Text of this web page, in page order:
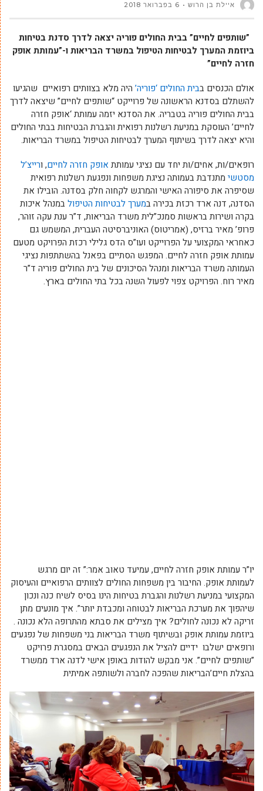
איילת בן הרוש 6 בפברואר 2018
”שותפים לחיים” בבית החולים פוריה יצאה לדרך סדנת בטיחות
ביוזמת המערך לבטיחות הטיפול במשרד הבריאות ו-”עמותת אופק
חזרה לחיים”
אולם הכנסים בבית החולים ‘פוריה’ היה מלא בצוותים רפואיים שהגיעו
להשתלם בסדנא הראשונה של פרוייקט “שותפים לחיים” שיצאה לדרך
בבית החולים פוריה בטבריה. את הסדנא יזמה עמותת ‘אופק חזרה
לחיים’ העוסקת במניעת רשלנות רפואית והגברת הבטיחות בבתי החולים
והיא יצאה לדרך בשיתוף המערך לבטיחות הטיפול במשרד הבריאות.
רופאים/ות, אחים/ות יחד עם נציגי עמותת אופק חזרה לחיים, ורייצ’ל
מסטשי מתנדבת בעמותה נציגת משפחות ונפגעת רשלנות רפואית
שסיפרה את סיפורה האישי והמרגש לקחוה חלק בסדנה. הובילו את
הסדנה, דנה ארד רכזת בכירה במערך לבטיחות הטיפולבמנהל איכות
בקרה ושירות בראשות סמנכ”לית משרד הבריאות, ד”ר ענת עקה זוהר,
פרופ’ מאיר ברזיס, (אמריטוס) האוניברסיטה העברית, המשמש גם
כאחראי המקצועי על הפרוייקט ועו”ס הדס גלילי רכזת הפרויקט מטעם
עמותת אופק חזרה לחיים. המפגש הסתיים בפאנל בהשתתפות נציגי
העמותה משרד הבריאות ומנהל הסיכונים של בית החולים פוריה ד”ר
מאיר רוח. הפרויקט צפוי לפעול השנה בכל בתי החולים בארץ.
יו”ר עמותת אופק חזרה לחיים, עמיעד טאוב אמר:” זה יום מרגש
לעמותת אופק. החיבור בין משפחות החולים לצוותים הרפואיים והעיסוק
המקצועי במניעת רשלנות והגברת בטיחות הינו בסיס לשיח כנה ונכון
שיהפוך את מערכת הבריאות לבטוחה ומכבדת יותר”. איך מונעים מתן
זריקה לא נכונה לחולים? איך מצילים את סבתא מהתרופה הלא נכונה .
ביוזמת עמותת אופק ובשיתוף משרד הבריאות בני משפחות של נפגעים
ורופאים ישלבו ידיים להציל את הנפגעים הבאים במסגרת פרויקט
”שותפים לחיים”. אני מבקש להודות באופן אישי לדנה ארד ממשרד
הבריאות שהפכה לחברה ולשותפה אמיתיתבהצלת חיים’